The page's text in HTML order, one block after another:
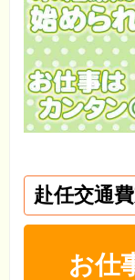
赴任交通
お仕